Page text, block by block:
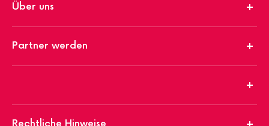
Über uns
Partner werden
Rechtliche Hinweise